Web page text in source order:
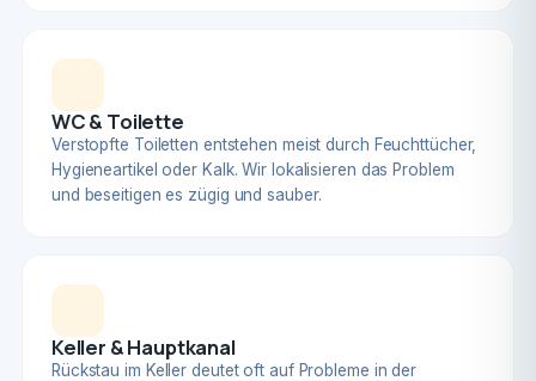
WC & Toilette
Verstopfte Toiletten entstehen meist durch Feuchttücher,
Hygieneartikel oder Kalk. Wir lokalisieren das Problem
und beseitigen es zügig und sauber.
Keller & Hauptkanal
Rückstau im Keller deutet oft auf Probleme in der